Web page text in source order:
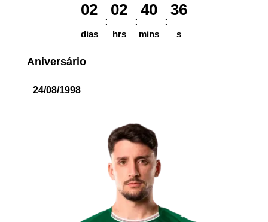
02
dias
02
hrs
40
mins
36
s
Aniversário
24/08/1998